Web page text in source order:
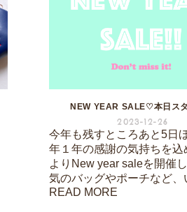
NEW YEAR SALE♡本日スタ
2023-12-26
今年も残すところあと5日
年１年の感謝の気持ちを込
よりNew year saleを開催
気のバッグやポーチなど、
READ MORE